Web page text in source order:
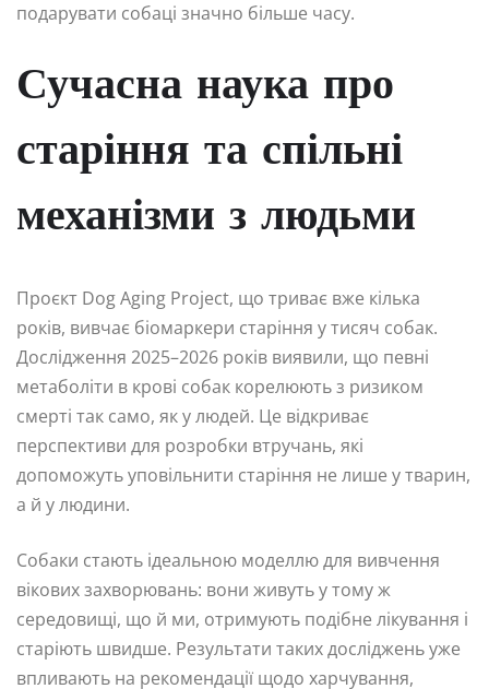
подарувати собаці значно більше часу.
Сучасна наука про
старіння та спільні
механізми з людьми
Проєкт Dog Aging Project, що триває вже кілька
років, вивчає біомаркери старіння у тисяч собак.
Дослідження 2025–2026 років виявили, що певні
метаболіти в крові собак корелюють з ризиком
смерті так само, як у людей. Це відкриває
перспективи для розробки втручань, які
допоможуть уповільнити старіння не лише у тварин,
а й у людини.
Собаки стають ідеальною моделлю для вивчення
вікових захворювань: вони живуть у тому ж
середовищі, що й ми, отримують подібне лікування і
старіють швидше. Результати таких досліджень уже
впливають на рекомендації щодо харчування,